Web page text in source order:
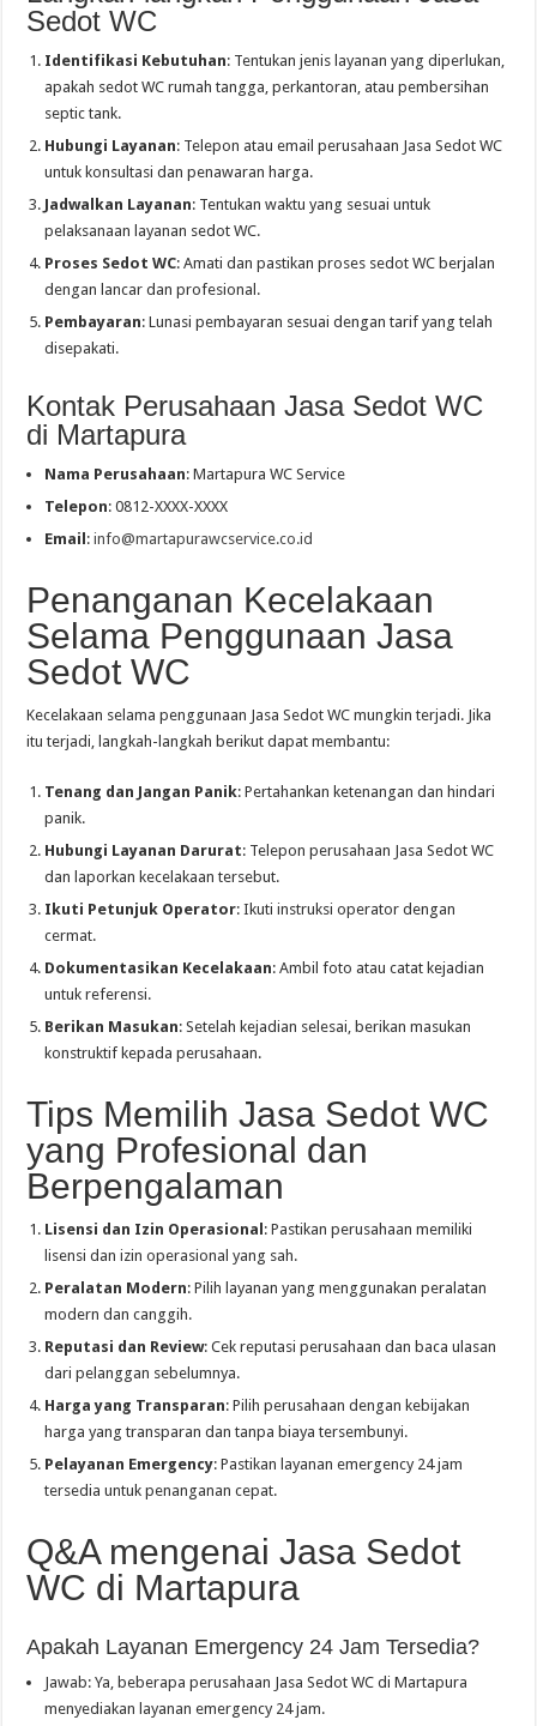
Sedot WC
Identifikasi Kebutuhan: Tentukan jenis layanan yang diperlukan,
apakah sedot WC rumah tangga, perkantoran, atau pembersihan
septic tank.
Hubungi Layanan: Telepon atau email perusahaan Jasa Sedot WC
untuk konsultasi dan penawaran harga.
Jadwalkan Layanan: Tentukan waktu yang sesuai untuk
pelaksanaan layanan sedot WC.
Proses Sedot WC: Amati dan pastikan proses sedot WC berjalan
dengan lancar dan profesional.
Pembayaran: Lunasi pembayaran sesuai dengan tarif yang telah
disepakati.
Kontak Perusahaan Jasa Sedot WC
di Martapura
Nama Perusahaan: Martapura WC Service
Telepon: 0812-XXXX-XXXX
Email :info@martapurawcservice.co.id
Penanganan Kecelakaan
Selama Penggunaan Jasa
Sedot WC
Kecelakaan selama penggunaan Jasa Sedot WC mungkin terjadi. Jika
itu terjadi, langkah-langkah berikut dapat membantu:
Tenang dan Jangan Panik: Pertahankan ketenangan dan hindari
panik.
Hubungi Layanan Darurat: Telepon perusahaan Jasa Sedot WC
dan laporkan kecelakaan tersebut.
Ikuti Petunjuk Operator: Ikuti instruksi operator dengan
cermat.
Dokumentasikan Kecelakaan: Ambil foto atau catat kejadian
untuk referensi.
Berikan Masukan: Setelah kejadian selesai, berikan masukan
konstruktif kepada perusahaan.
Tips Memilih Jasa Sedot WC
yang Profesional dan
Berpengalaman
Lisensi dan Izin Operasional : Pastikan perusahaan memiliki
lisensi dan izin operasional yang sah.
Peralatan Modern: Pilih layanan yang menggunakan peralatan
modern dan canggih.
Reputasi dan Review: Cek reputasi perusahaan dan baca ulasan
dari pelanggan sebelumnya.
Harga yang Transparan: Pilih perusahaan dengan kebijakan
harga yang transparan dan tanpa biaya tersembunyi.
Pelayanan Emergency: Pastikan layanan emergency 24 jam
tersedia untuk penanganan cepat.
Q&A mengenai Jasa Sedot
WC di Martapura
Apakah Layanan Emergency 24 Jam Tersedia?
Jawab: Ya, beberapa perusahaan Jasa Sedot WC di Martapura
menyediakan layanan emergency 24 jam.